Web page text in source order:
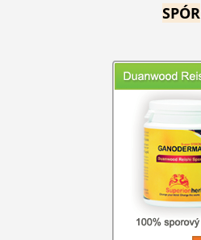
SPÓR